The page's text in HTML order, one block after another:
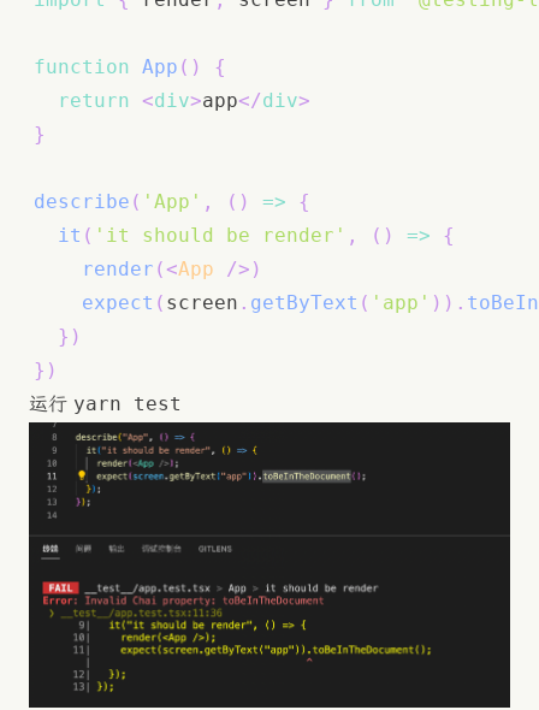
function App ( )
{
return
<div>app</div>
}
describe ( 'App' , ( ) =>
{
it ( 'it should be render' , ( ) =>
{
render ( <App /> )
expect ( screen . getByText ( 'app' ) ) .
} )
} )
运行 yarn test